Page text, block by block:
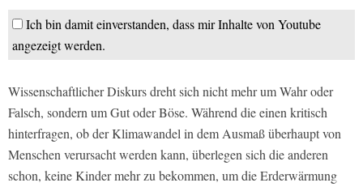
Ich bin damit einverstanden, dass mir Inhalte von Youtube
angezeigt werden.
Wissenschaftlicher Diskurs dreht sich nicht mehr um Wahr oder
Falsch, sondern um Gut oder Böse. Während die einen kritisch
hinterfragen, ob der Klimawandel in dem Ausmaß überhaupt von
Menschen verursacht werden kann, überlegen sich die anderen
schon, keine Kinder mehr zu bekommen, um die Erderwärmung